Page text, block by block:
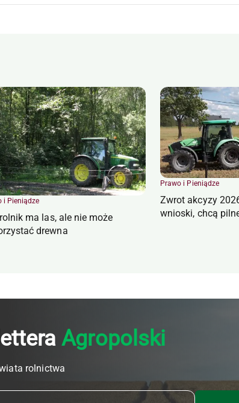
i Pieniądze
ma las, ale nie może
drewna
Prawo i Pieniądze
Zwrot akcyzy
wnioski, chcą
Agropolski
rolnictwa